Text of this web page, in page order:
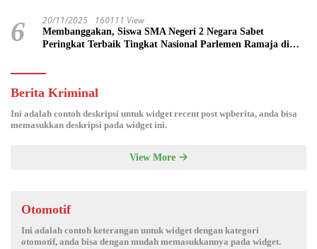
6 20/11/2025 160111 View
Membanggakan, Siswa SMA Negeri 2 Negara Sabet
Peringkat Terbaik Tingkat Nasional Parlemen Ramaja di
Berita Kriminal
Ini adalah contoh deskripsi untuk widget recent post wpberita, anda bisa
memasukkan deskripsi pada widget ini.
View More
Otomotif
Ini adalah contoh keterangan untuk widget dengan kategori
otomotif, anda bisa dengan mudah memasukkannya pada widget.